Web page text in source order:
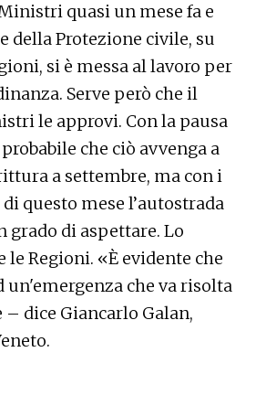
quasi un mese fa e
della Protezione civile, su
si è messa al lavoro per
Serve però che il
le approvi. Con la pausa
che ciò avvenga a
a settembre, ma con i
questo mese l’autostrada
grado di aspettare. Lo
le Regioni. «È evidente che
un'emergenza che va risolta
dice Giancarlo Galan,